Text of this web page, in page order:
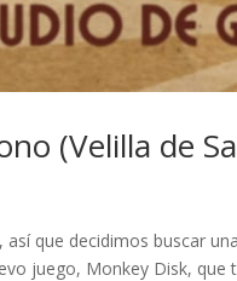
(Velilla de
que decidimos buscar
juego, Monkey Disk, que